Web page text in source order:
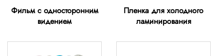
Фильм с односторонним
видением
Пленка для холодного
ламинирования